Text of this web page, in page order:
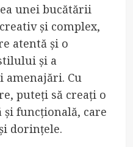
unei bucătării
și complex,
atentă și o
și a
amenajări. Cu
puteți să creați o
funcțională, care
dorințele.